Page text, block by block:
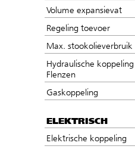
Volume expansievat
Regeling toevoer
Max. stookolieverbruik
Hydraulische
Flenzen
Gaskoppeling
ELEKTRISCH
Elektrische koppeling